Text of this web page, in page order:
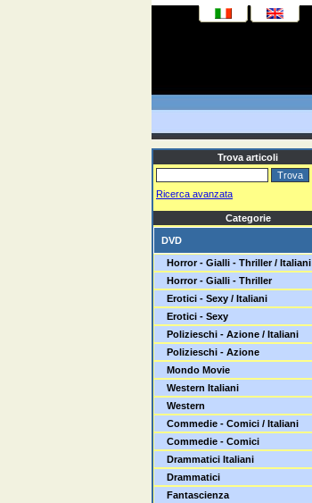
Trova articoli
Ricerca avanzata
Categorie
DVD
Horror - Gialli - Thriller / Italiani
Horror - Gialli - Thriller
Erotici - Sexy / Italiani
Erotici - Sexy
Polizieschi - Azione / Italiani
Polizieschi - Azione
Mondo Movie
Western Italiani
Western
Commedie - Comici / Italiani
Commedie - Comici
Drammatici Italiani
Drammatici
Fantascienza